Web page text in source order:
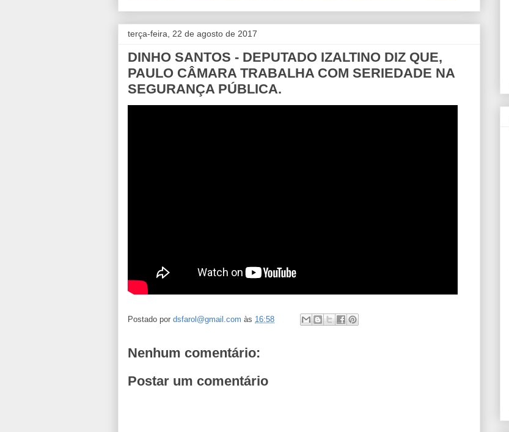
terça-feira, 22 de agosto de 2017
DINHO SANTOS - DEPUTADO IZALTINO DIZ QUE,
PAULO CÂMARA TRABALHA COM SERIEDADE NA
SEGURANÇA PÚBLICA.
Postado por dsfarol@gmail.com às 16:58
Nenhum comentário:
Postar um comentário